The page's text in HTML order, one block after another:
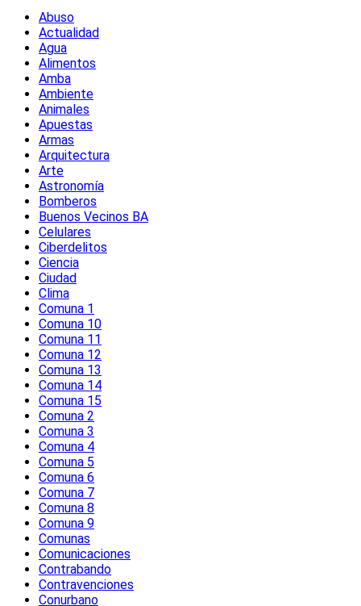
Abuso
Actualidad
Agua
Alimentos
Amba
Ambiente
Animales
Apuestas
Armas
Arquitectura
Arte
Astronomía
Bomberos
Buenos Vecinos BA
Celulares
Ciberdelitos
Ciencia
Ciudad
Clima
Comuna 1
Comuna 10
Comuna 11
Comuna 12
Comuna 13
Comuna 14
Comuna 15
Comuna 2
Comuna 3
Comuna 4
Comuna 5
Comuna 6
Comuna 7
Comuna 8
Comuna 9
Comunas
Comunicaciones
Contrabando
Contravenciones
Conurbano